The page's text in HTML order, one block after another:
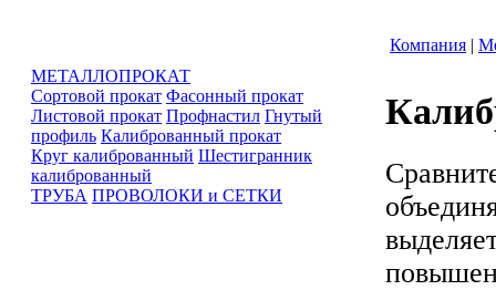
Компания |
МЕТАЛЛОПРОКАТ
Сортовой прокат Фасонный прокат
Листовой прокат Профнастил Гнутый
профиль Калиброванный прокат
Круг калиброванный Шестигранник
калиброванный
ТРУБА ПРОВОЛОКИ и СЕТКИ